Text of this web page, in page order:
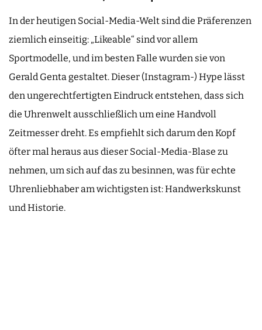
In der heutigen Social-Media-Welt sind die Präferenzen
ziemlich einseitig: „Likeable“ sind vor allem
Sportmodelle, und im besten Falle wurden sie von
Gerald Genta gestaltet. Dieser (Instagram-) Hype lässt
den ungerechtfertigten Eindruck entstehen, dass sich
die Uhrenwelt ausschließlich um eine Handvoll
Zeitmesser dreht. Es empfiehlt sich darum den Kopf
öfter mal heraus aus dieser Social-Media-Blase zu
nehmen, um sich auf das zu besinnen, was für echte
Uhrenliebhaber am wichtigsten ist: Handwerkskunst
und Historie.